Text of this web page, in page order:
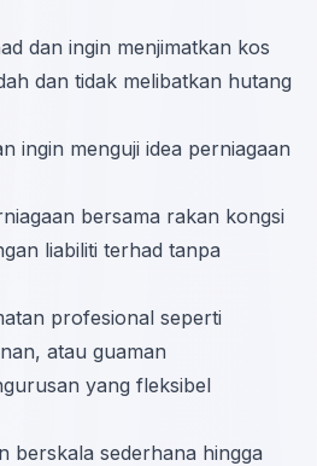
dan ingin menjimatkan kos
dan tidak melibatkan hutang
ingin menguji idea perniagaan
bersama rakan kongsi
liabiliti terhad tanpa
profesional seperti
atau guaman
yang fleksibel
berskala sederhana hingga